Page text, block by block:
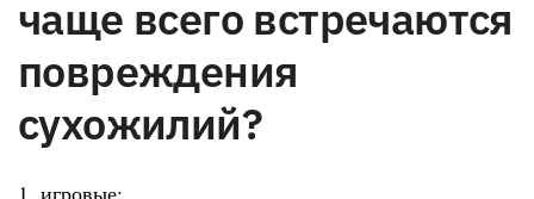
чаще всего встречаются
повреждения
сухожилий?
1. игровые;